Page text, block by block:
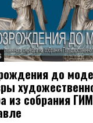
до
из собрания